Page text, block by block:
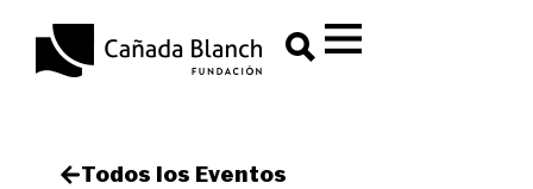
Todos los Eventos